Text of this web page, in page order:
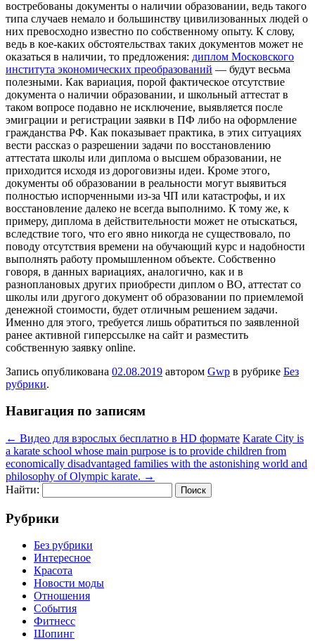
востребованы документы о наличии образовании, ведь такого
типа случаев немало и большинству цивилизованных людей о
них превосходно известно по собственному опыту. К слову,
ведь в кое-каких обстоятельствах таких документов может не
оказаться в наличии, то предложения: диплом Московского
института экономических преобразований — будут весьма
полезными. Как вариация, порой фактическое отсутствие
документа о наличии образовании, и школьный аттестат в
таком вопросе подавно не исключение, выявляется после
эмиграции и регистрации заявки в ПФ либо на оформление
гражданства РФ. Как показывает практика, в этих ситуациях
вести рассказ о разрешении задачи по восстановлению
аттестата школы или диплома о высшем образовании, не
приходится исходя из дороговизны идеи. Кроме этого,
документы об образовании в реальности могут выявиться
полностью испорченными из-за ЧП или катастрофы, и их
восстановление далеко не всегда выполнимо. К тому же, к
примеру, диплома в действительности может не отыскаться,
вследствие того, что его явно никогда не существовало, по
поводу отсутствия времени на обучающий курс и надобности
выполнять работу промышленном объекте. Собственно
говоря, в данных вариациях, аналогично, как и в
разноплановых других приобрести диплом о ВО, аттестат со
школы или другого документ об образовании по приемлемой
денежной стоимости, будет отличным решением задачи.
Именно для этого, требуется лишь обратиться по заявленной
ранее активной гиперссылке на сайт и разместить
собственную заявку online.
Запись опубликована 02.08.2019 автором Gwp в рубрике Без
рубрики.
Навигация по записям
← Видео для взрослых бесплатно в HD формате Karate City is
a karate school whose main purpose is to provide children from
economically disadvantaged families with the astonishing world and
philosophy of Olympic karate. →
Найти:
Рубрики
Без рубрики
Интересное
Красота
Новости моды
Отношения
События
Фитнесс
Шопинг